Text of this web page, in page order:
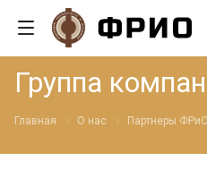
Группа
Главная О нас Партнеры ФРиО